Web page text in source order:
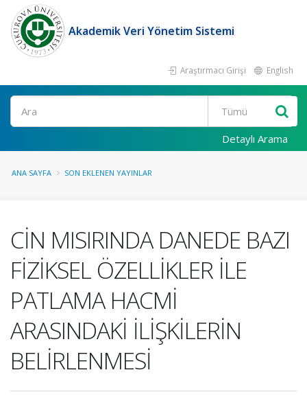
Akademik Veri Yönetim Sistemi
Araştırmacı Girişi English
Ara
Detaylı Arama
ANA SAYFA SON EKLENEN YAYINLAR
CİN MISIRINDA DANEDE BAZI
FİZİKSEL ÖZELLİKLER İLE
PATLAMA HACMİ
ARASINDAKİ İLİŞKİLERİN
BELİRLENMESİ